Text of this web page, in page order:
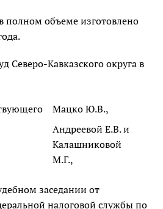
полном объеме изготовлено
Северо-Кавказского округа в
Мацко Ю.В.,
Андреевой Е.В. и
Калашниковой
М.Г.,
заседании от
налоговой службы по